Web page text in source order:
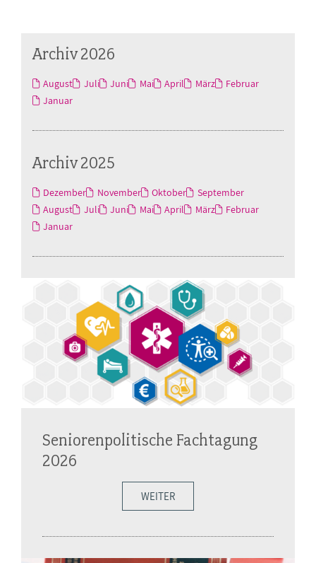
Archiv 2026
August Juli Juni Mai April März
Februar
Januar
Archiv 2025
Dezember November Oktober
September
August
Juli Juni Mai April März
Februar
Januar
Seniorenpolitische Fachtagung
2026
WEITER